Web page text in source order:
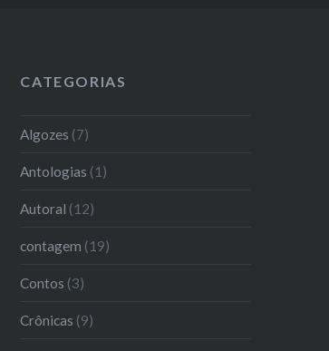
CATEGORIAS
Algozes (7)
Antologias (1)
Autoral (12)
contagem (19)
Contos (3)
Crônicas (9)